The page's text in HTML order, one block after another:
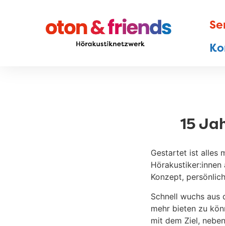
15
Gestartet ist alles
Konzept,
Schnell wuchs aus
mehr bieten zu
mit dem Ziel,